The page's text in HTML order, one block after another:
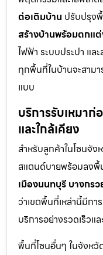
ต่อเติมบ้าน ปรับปรุงพื้
สร้างบ้านพร้อมตกแต่
ไฟฟ้า ระบบประปา แล
ทุกพื้นที่ในบ้านจะสาม
แบบ
บริการรับเหมา
และใกล้เคียง
สำหรับลูกค้าในโซนจัง
สแตนด์บายพร้อมลงพื้
เมืองนนทบุรี บางกรว
ว่าเขตพื้นที่เหล่านี้มีก
บริการอย่างรวดเร็วแล
พื้นที่โซนอื่นๆ ในจังหวั